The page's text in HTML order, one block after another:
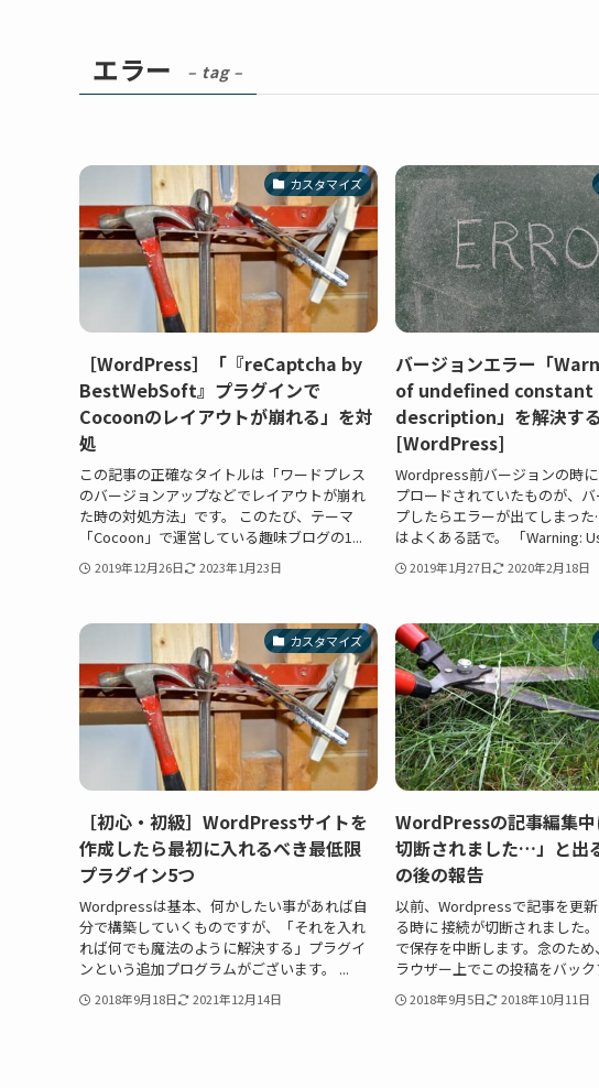
エラー – tag –
カスタマイズ
［WordPress］「『reCaptcha by
BestWebSoft』プラグインで
Cocoonのレイアウトが崩れる」を対
処
この記事の正確なタイトルは「ワードプレス
のバージョンアップなどでレイアウトが崩れ
た時の対処方法」です。 このたび、テーマ
「Cocoon」で運営している趣味ブログの1...
2019年12月26日 2023年1月23日
バージョンエラー「
of undefined constant
description」を解決する
[WordPress]
Wordpress前バージョンの時
プロードされていたものが、
プしたらエラーが出てしまっ
はよくある話で。 「Warning:
2019年1月27日 2020年2月18日
カスタマイズ
［初心・初級］WordPressサイトを
作成したら最初に入れるべき最低限
プラグイン5つ
Wordpressは基本、何かしたい事があれば自
分で構築していくものですが、「それを入れ
れば何でも魔法のように解決する」プラグイ
ンという追加プログラムがございます。 ...
2018年9月18日 2021年12月14日
WordPressの記事編集
切断されました…」と出
の後の報告
以前、Wordpressで記事を更
る時に 接続が切断されました
で保存を中断します。念のた
ラウザー上でこの投稿をバック
2018年9月5日 2018年10月11日